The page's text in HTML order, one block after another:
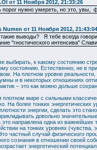
от 11 Ноября 2012, 21:33:26
порог нужно умереть, но это, увы,
Numen от 11 Ноября 2012, 21:43:04
такие выводы? Я тебе всегда
"гностического интенсива"
выбирать, к какому состоянию
состоянию. Естественно, не в
На плотном уровне
и в некоторых отношениях
– это как можно дольше
плотном мире с сильными
На более тонких энергетических
энергии, сделать это
довольно
направлена одна из важнейших
на тонких уровнях (чувства,
частный случай физического
сознания в отношении своей
энергетический